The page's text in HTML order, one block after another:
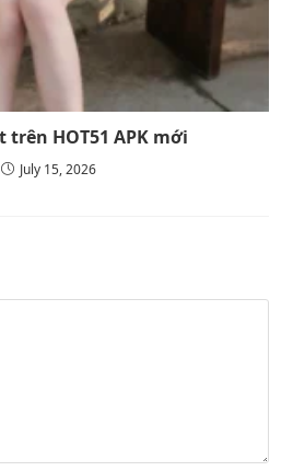
trên HOT51 APK mới
July 15, 2026